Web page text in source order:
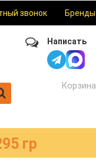
звонок Бренды
Написать
Корзина
гр